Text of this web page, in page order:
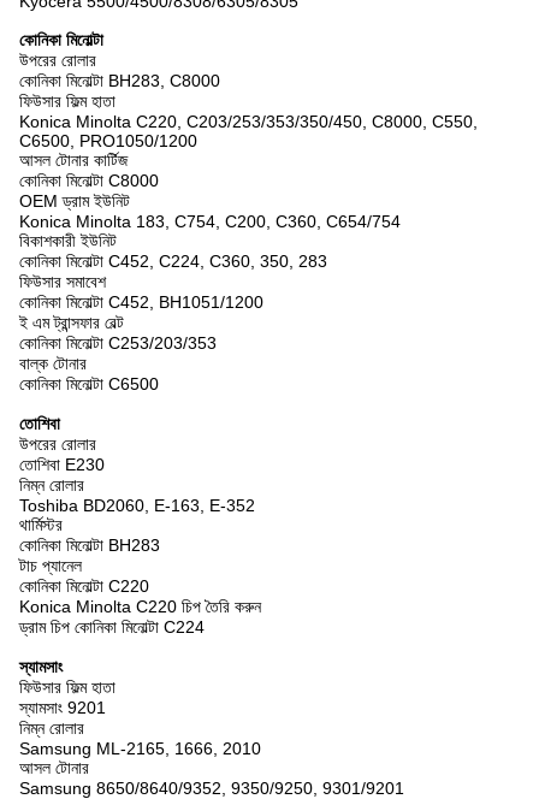
কোনিকা মিনোল্টা
উপরের রোলার
কোনিকা মিনোল্টা BH283, C8000
ফিউসার ফিল্ম হাতা
Konica Minolta C220, C203/253/353/350/450, C8000, C550,
C6500, PRO1050/1200
আসল টোনার কার্টিজ
কোনিকা মিনোল্টা C8000
OEM ড্রাম ইউনিট
Konica Minolta 183, C754, C200, C360, C654/754
বিকাশকারী ইউনিট
কোনিকা মিনোল্টা C452, C224, C360, 350, 283
ফিউসার সমাবেশ
কোনিকা মিনোল্টা C452, BH1051/1200
ই এম ট্রান্সফার বেল্ট
কোনিকা মিনোল্টা C253/203/353
বাল্ক টোনার
কোনিকা মিনোল্টা C6500
তোশিবা
উপরের রোলার
তোশিবা E230
নিম্ন রোলার
Toshiba BD2060, E-163, E-352
থার্মিস্টর
কোনিকা মিনোল্টা BH283
টাচ প্যানেল
কোনিকা মিনোল্টা C220
Konica Minolta C220 চিপ তৈরি করুন
ড্রাম চিপ কোনিকা মিনোল্টা C224
স্যামসাং
ফিউসার ফিল্ম হাতা
স্যামসাং 9201
নিম্ন রোলার
Samsung ML-2165, 1666, 2010
আসল টোনার
Samsung 8650/8640/9352, 9350/9250, 9301/9201